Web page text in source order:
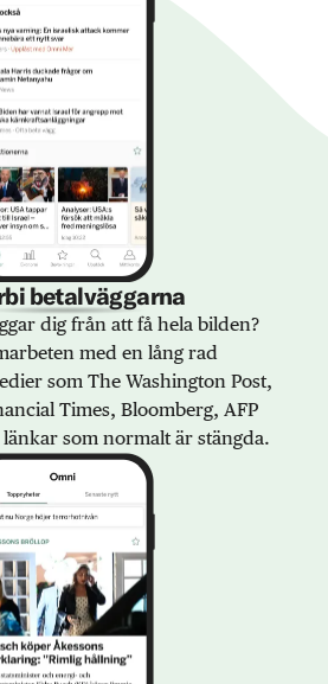
betalväggarna
dig från att få hela bilden?
med en lång rad
som The Washington Post,
Times, Bloomberg, AFP
som normalt är stängda.